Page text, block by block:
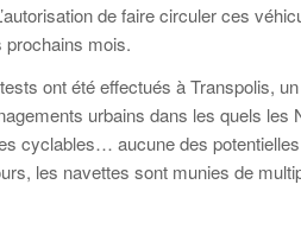
de faire circuler ces
prochains mois.
ont été effectués à Transpolis,
urbains dans les quels les
cyclables… aucune des
les navettes sont munies de